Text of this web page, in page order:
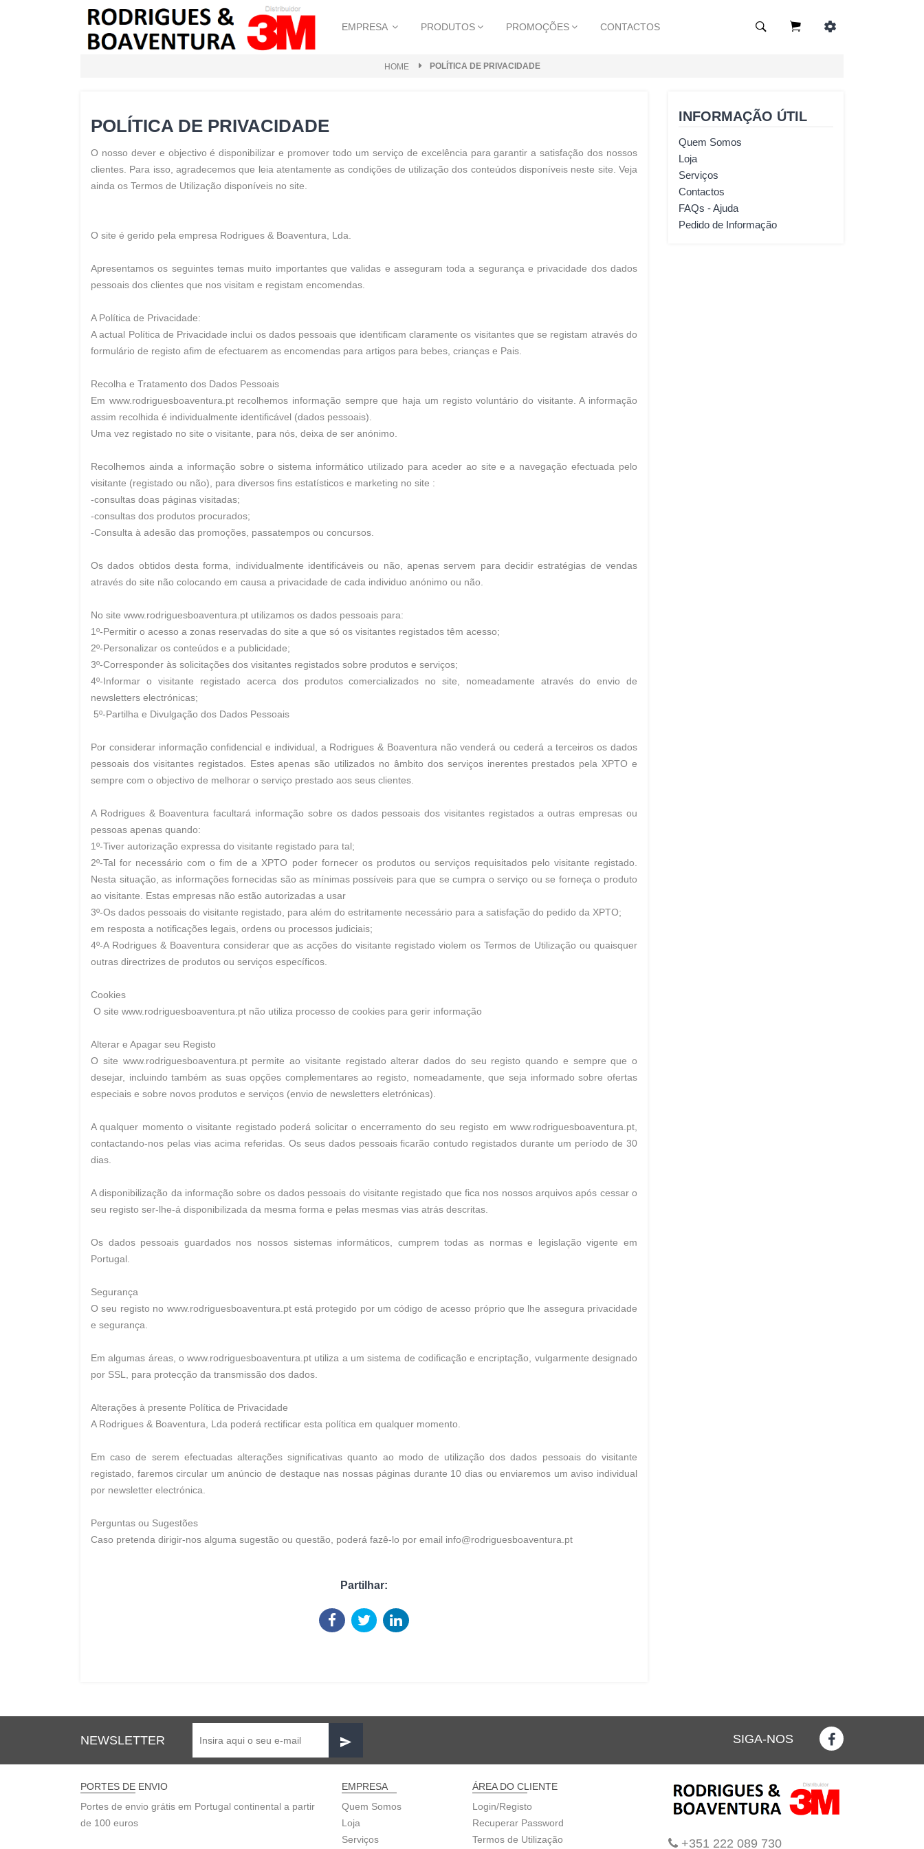
EMPRESA PRODUTOS PROMOÇÕES CONTACTOS
HOME POLÍTICA DE PRIVACIDADE
INFORMAÇÃO ÚTIL
Quem Somos
Loja
Serviços
Contactos
FAQs - Ajuda
Pedido de Informação
POLÍTICA DE PRIVACIDADE
O nosso dever e objectivo é disponibilizar e promover todo um serviço de excelência para garantir a satisfação dos nossos
clientes. Para isso, agradecemos que leia atentamente as condições de utilização dos conteúdos disponíveis neste site. Veja
ainda os Termos de Utilização disponíveis no site.
O site é gerido pela empresa Rodrigues & Boaventura, Lda.
Apresentamos os seguintes temas muito importantes que validas e asseguram toda a segurança e privacidade dos dados
pessoais dos clientes que nos visitam e registam encomendas.
A Política de Privacidade:
A actual Política de Privacidade inclui os dados pessoais que identificam claramente os visitantes que se registam através do
formulário de registo afim de efectuarem as encomendas para artigos para bebes, crianças e Pais.
Recolha e Tratamento dos Dados Pessoais
Em www.rodriguesboaventura.pt recolhemos informação sempre que haja um registo voluntário do visitante. A informação
assim recolhida é individualmente identificável (dados pessoais).
Uma vez registado no site o visitante, para nós, deixa de ser anónimo.
Recolhemos ainda a informação sobre o sistema informático utilizado para aceder ao site e a navegação efectuada pelo
visitante (registado ou não), para diversos fins estatísticos e marketing no site :
-consultas doas páginas visitadas;
-consultas dos produtos procurados;
-Consulta à adesão das promoções, passatempos ou concursos.
Os dados obtidos desta forma, individualmente identificáveis ou não, apenas servem para decidir estratégias de vendas
através do site não colocando em causa a privacidade de cada individuo anónimo ou não.
No site www.rodriguesboaventura.pt utilizamos os dados pessoais para:
1º-Permitir o acesso a zonas reservadas do site a que só os visitantes registados têm acesso;
2º-Personalizar os conteúdos e a publicidade;
3º-Corresponder às solicitações dos visitantes registados sobre produtos e serviços;
4º-Informar o visitante registado acerca dos produtos comercializados no site, nomeadamente através do envio de
newsletters electrónicas;
5º-Partilha e Divulgação dos Dados Pessoais
Por considerar informação confidencial e individual, a Rodrigues & Boaventura não venderá ou cederá a terceiros os dados
pessoais dos visitantes registados. Estes apenas são utilizados no âmbito dos serviços inerentes prestados pela XPTO e
sempre com o objectivo de melhorar o serviço prestado aos seus clientes.
A Rodrigues & Boaventura facultará informação sobre os dados pessoais dos visitantes registados a outras empresas ou
pessoas apenas quando:
1º-Tiver autorização expressa do visitante registado para tal;
2º-Tal for necessário com o fim de a XPTO poder fornecer os produtos ou serviços requisitados pelo visitante registado.
Nesta situação, as informações fornecidas são as mínimas possíveis para que se cumpra o serviço ou se forneça o produto
ao visitante. Estas empresas não estão autorizadas a usar
3º-Os dados pessoais do visitante registado, para além do estritamente necessário para a satisfação do pedido da XPTO;
em resposta a notificações legais, ordens ou processos judiciais;
4º-A Rodrigues & Boaventura considerar que as acções do visitante registado violem os Termos de Utilização ou quaisquer
outras directrizes de produtos ou serviços específicos.
Cookies
O site www.rodriguesboaventura.pt não utiliza processo de cookies para gerir informação
Alterar e Apagar seu Registo
O site www.rodriguesboaventura.pt permite ao visitante registado alterar dados do seu registo quando e sempre que o
desejar, incluindo também as suas opções complementares ao registo, nomeadamente, que seja informado sobre ofertas
especiais e sobre novos produtos e serviços (envio de newsletters eletrónicas).
A qualquer momento o visitante registado poderá solicitar o encerramento do seu registo em www.rodriguesboaventura.pt,
contactando-nos pelas vias acima referidas. Os seus dados pessoais ficarão contudo registados durante um período de 30
dias.
A disponibilização da informação sobre os dados pessoais do visitante registado que fica nos nossos arquivos após cessar o
seu registo ser-lhe-á disponibilizada da mesma forma e pelas mesmas vias atrás descritas.
Os dados pessoais guardados nos nossos sistemas informáticos, cumprem todas as normas e legislação vigente em
Portugal.
Segurança
O seu registo no www.rodriguesboaventura.pt está protegido por um código de acesso próprio que lhe assegura privacidade
e segurança.
Em algumas áreas, o www.rodriguesboaventura.pt utiliza a um sistema de codificação e encriptação, vulgarmente designado
por SSL, para protecção da transmissão dos dados.
Alterações à presente Política de Privacidade
A Rodrigues & Boaventura, Lda poderá rectificar esta política em qualquer momento.
Em caso de serem efectuadas alterações significativas quanto ao modo de utilização dos dados pessoais do visitante
registado, faremos circular um anúncio de destaque nas nossas páginas durante 10 dias ou enviaremos um aviso individual
por newsletter electrónica.
Perguntas ou Sugestões
Caso pretenda dirigir-nos alguma sugestão ou questão, poderá fazê-lo por email info@rodriguesboaventura.pt
Partilhar:
NEWSLETTER SIGA-NOS
PORTES DE ENVIO
Portes de envio grátis em Portugal continental a partir
de 100 euros
EMPRESA
Quem Somos
Loja
Serviços
ÁREA DO CLIENTE
Login/Registo
Recuperar Password
Termos de Utilização
+351 222 089 730